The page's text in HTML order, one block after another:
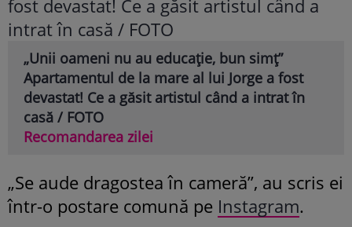
„Unii oameni nu au educație, bun simț”
Apartamentul de la mare al lui Jorge a fost
devastat! Ce a găsit artistul când a intrat în
casă / FOTO
Recomandarea zilei
„Se aude dragostea în cameră”, au scris ei
într-o postare comună pe Instagram.